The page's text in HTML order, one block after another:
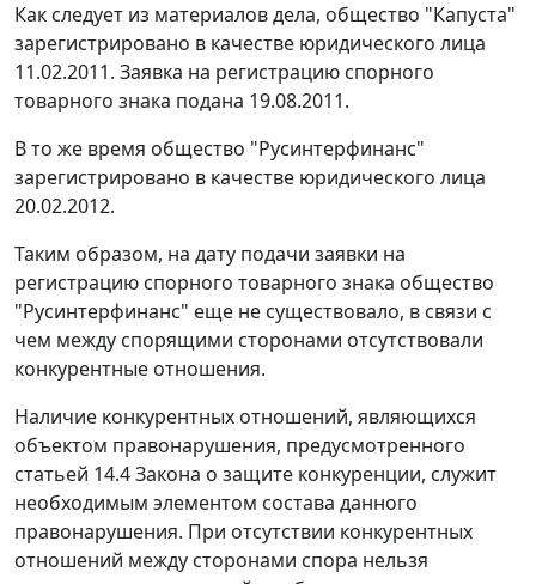
Как следует из материалов дела, общество "Капуста"
зарегистрировано в качестве юридического лица
11.02.2011. Заявка на регистрацию спорного
товарного знака подана 19.08.2011.
В то же время общество "Русинтерфинанс"
зарегистрировано в качестве юридического лица
20.02.2012.
Таким образом, на дату подачи заявки на
регистрацию спорного товарного знака общество
"Русинтерфинанс" еще не существовало, в связи с
чем между спорящими сторонами отсутствовали
конкурентные отношения.
Наличие конкурентных отношений, являющихся
объектом правонарушения, предусмотренного
статьей 14.4 Закона о защите конкуренции, служит
необходимым элементом состава данного
правонарушения. При отсутствии конкурентных
отношений между сторонами спора нельзя